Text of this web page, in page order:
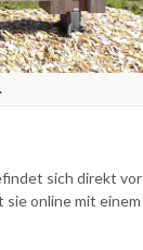
sich direkt vor
online mit einem